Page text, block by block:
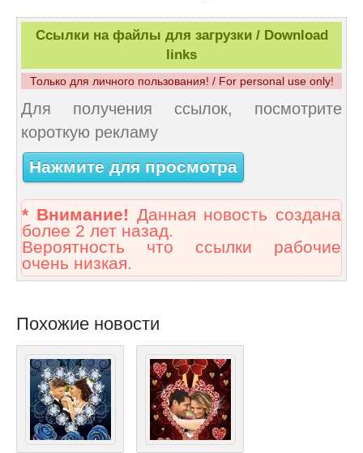
Ссылки на файлы для загрузки / Download
links
Только для личного пользования! / For personal use only!
Для получения ссылок, посмотрите
короткую рекламу
Нажмите для просмотра
* Внимание! Данная новость создана
более 2 лет назад.
Вероятность что ссылки рабочие
очень низкая.
Похожие новости